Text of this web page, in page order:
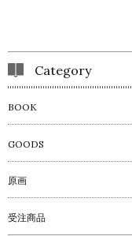
Category
BOOK
GOODS
原画
受注商品